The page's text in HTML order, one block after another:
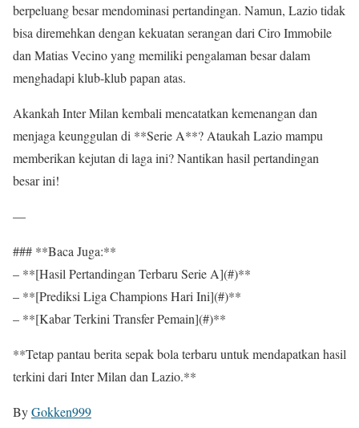
berpeluang besar mendominasi pertandingan. Namun, Lazio tidak
bisa diremehkan dengan kekuatan serangan dari Ciro Immobile
dan Matias Vecino yang memiliki pengalaman besar dalam
menghadapi klub-klub papan atas.
Akankah Inter Milan kembali mencatatkan kemenangan dan
menjaga keunggulan di **Serie A**? Ataukah Lazio mampu
memberikan kejutan di laga ini? Nantikan hasil pertandingan
besar ini!
—
### **Baca Juga:**
– **[Hasil Pertandingan Terbaru Serie A](#)**
– **[Prediksi Liga Champions Hari Ini](#)**
– **[Kabar Terkini Transfer Pemain](#)**
**Tetap pantau berita sepak bola terbaru untuk mendapatkan hasil
terkini dari Inter Milan dan Lazio.**
ByGokken999